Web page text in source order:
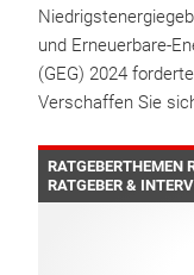
und Erneuerbare-
(GEG) 2024
Verschaffen Sie
RATGEBERTHEMEN
RATGEBER &